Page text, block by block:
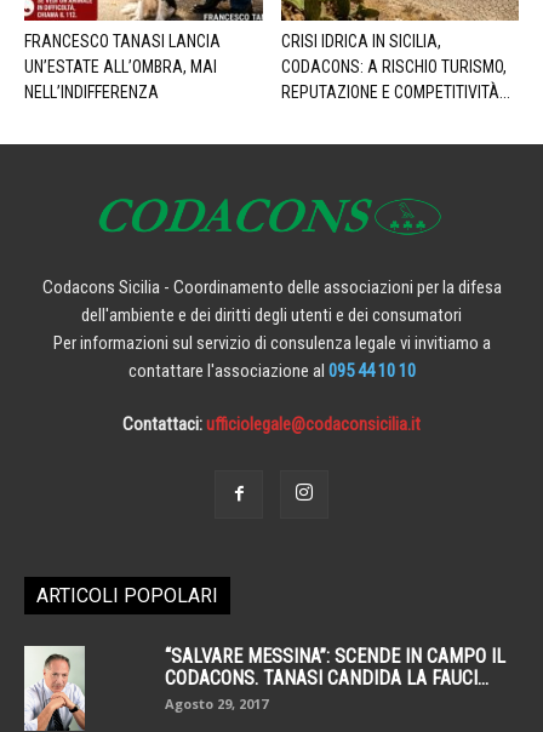
FRANCESCO TANASI LANCIA
UN’ESTATE ALL’OMBRA, MAI
NELL’INDIFFERENZA
CRISI IDRICA IN SICILIA,
CODACONS: A RISCHIO TURISMO,
REPUTAZIONE E COMPETITIVITÀ...
Codacons Sicilia - Coordinamento delle associazioni per la difesa
dell'ambiente e dei diritti degli utenti e dei consumatori
Per informazioni sul servizio di consulenza legale vi invitiamo a
contattare l'associazione al 095 44 10 10
Contattaci:ufficiolegale@codaconsicilia.it
ARTICOLI POPOLARI
“SALVARE MESSINA”: SCENDE IN CAMPO IL
CODACONS. TANASI CANDIDA LA FAUCI...
Agosto 29, 2017